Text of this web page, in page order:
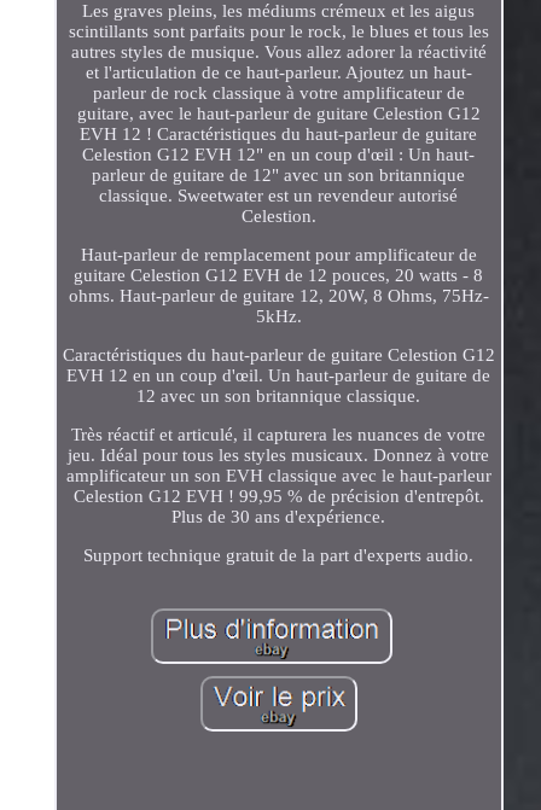
Les graves pleins, les médiums crémeux et les aigus
scintillants sont parfaits pour le rock, le blues et tous les
autres styles de musique. Vous allez adorer la réactivité
et l'articulation de ce haut-parleur. Ajoutez un haut-
parleur de rock classique à votre amplificateur de
guitare, avec le haut-parleur de guitare Celestion G12
EVH 12 ! Caractéristiques du haut-parleur de guitare
Celestion G12 EVH 12" en un coup d'œil : Un haut-
parleur de guitare de 12" avec un son britannique
classique. Sweetwater est un revendeur autorisé
Celestion.
Haut-parleur de remplacement pour amplificateur de
guitare Celestion G12 EVH de 12 pouces, 20 watts - 8
ohms. Haut-parleur de guitare 12, 20W, 8 Ohms, 75Hz-
5kHz.
Caractéristiques du haut-parleur de guitare Celestion G12
EVH 12 en un coup d'œil. Un haut-parleur de guitare de
12 avec un son britannique classique.
Très réactif et articulé, il capturera les nuances de votre
jeu. Idéal pour tous les styles musicaux. Donnez à votre
amplificateur un son EVH classique avec le haut-parleur
Celestion G12 EVH ! 99,95 % de précision d'entrepôt.
Plus de 30 ans d'expérience.
Support technique gratuit de la part d'experts audio.